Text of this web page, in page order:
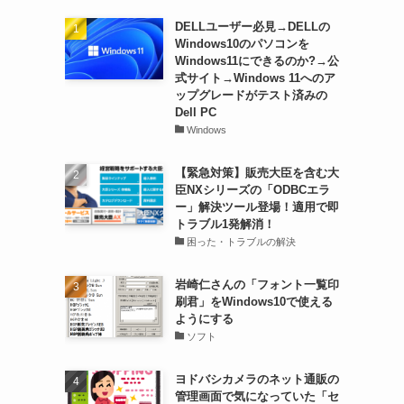
DELLユーザー必見→DELLの
Windows10のパソコンを
Windows11にできるのか?→公
式サイト→Windows 11へのア
ップグレードがテスト済みの
Dell PC
Windows
【緊急対策】販売大臣を含む大
臣NXシリーズの「ODBCエラ
ー」解決ツール登場！適用で即
トラブル1発解消！
困った・トラブルの解決
岩崎仁さんの「フォント一覧印
刷君」をWindows10で使える
ようにする
ソフト
ヨドバシカメラのネット通販の
管理画面で気になっていた「セ